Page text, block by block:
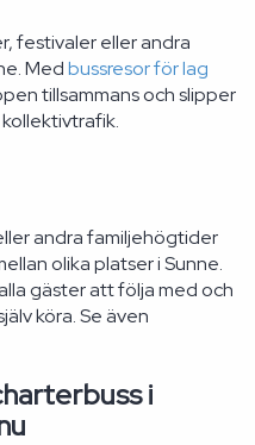
festivaler eller andra
Medbussresor för lag
tillsammans och slipper
andra familjehögtider
olika platser i Sunne.
gäster att följa med och
köra. Se även
i